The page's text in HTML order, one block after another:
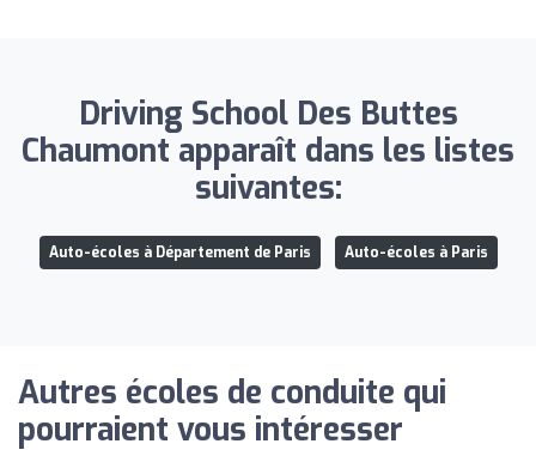
Driving School Des Buttes
Chaumont apparaît dans les listes
suivantes:
Auto-écoles à Département de Paris Auto-écoles à Paris
Autres écoles de conduite qui
pourraient vous intéresser